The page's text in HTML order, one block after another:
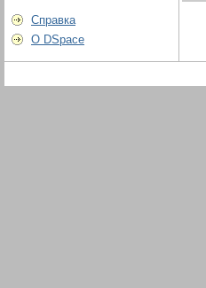
Справка
О DSpace